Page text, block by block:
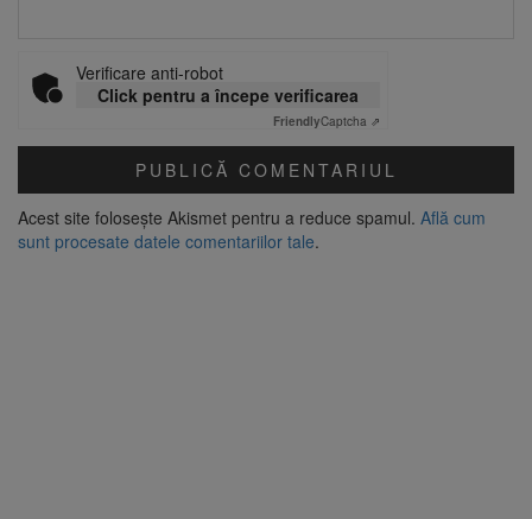
Verificare anti-robot
Click pentru a începe verificarea
FriendlyCaptcha ⇗
Acest site folosește Akismet pentru a reduce spamul. Află cum
sunt procesate datele comentariilor tale.